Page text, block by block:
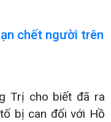
chết người trên
Trị cho biết đã ra
bị can đối với Hồ